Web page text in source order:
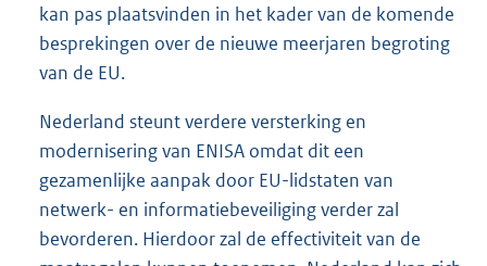
kan pas plaatsvinden in het kader van de komende
besprekingen over de nieuwe meerjaren begroting
van de EU.
Nederland steunt verdere versterking en
modernisering van ENISA omdat dit een
gezamenlijke aanpak door EU-lidstaten van
netwerk- en informatiebeveiliging verder zal
bevorderen. Hierdoor zal de effectiviteit van de